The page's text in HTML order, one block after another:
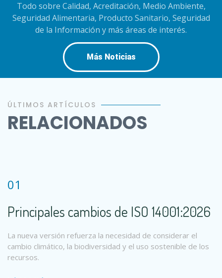
Todo sobre Calidad, Acreditación, Medio Ambiente,
Seguridad Alimentaria, Producto Sanitario, Seguridad
de la Información y más áreas de interés.
Más Noticias
ÚLTIMOS ARTÍCULOS
RELACIONADOS
01
Principales cambios de ISO 14001:2026
La nueva versión refuerza la necesidad de considerar el
cambio climático, la biodiversidad y el uso sostenible de los
recursos.